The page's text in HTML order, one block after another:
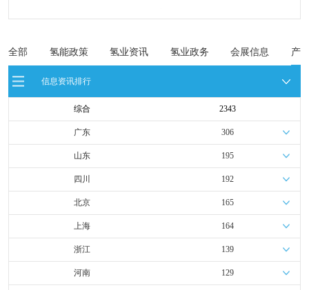
成果验收工作会议在呼伦贝尔举行
新疆俊瑞温宿规模化制绿氢项目开工仪式在温宿县成功举办
产业发展举办交流会
全部 氢能政策 氢业资讯 氢业政务 会展信息 产
信息资讯排行
综合 2343
广东 306
山东 195
四川 192
北京 165
上海 164
浙江 139
河南 129